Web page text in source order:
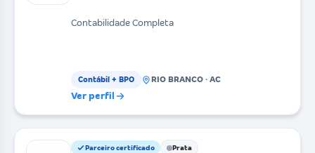
Contabilidade Completa
Contábil + BPO RIO BRANCO · AC
Ver perfil
Parceiro certificado Prata